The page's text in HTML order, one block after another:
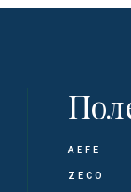
AEFE
ZECO